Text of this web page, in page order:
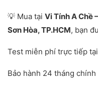
💡 Mua tại Vi Tính A Chề
Sơn Hòa, TP.HCM, bạn
Test miễn phí trực tiếp
Bảo hành 24 tháng